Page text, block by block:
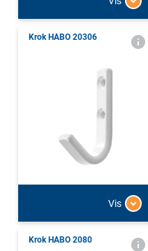
Krok HABO 20306
Vis
Krok HABO 2080